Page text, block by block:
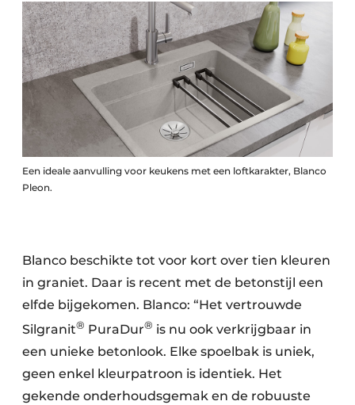
Een ideale aanvulling voor keukens met een loftkarakter, Blanco
Pleon.
Blanco beschikte tot voor kort over tien kleuren
in graniet. Daar is recent met de betonstijl een
elfde bijgekomen. Blanco: “Het vertrouwde
Silgranit® PuraDur® is nu ook verkrijgbaar in
een unieke betonlook. Elke spoelbak is uniek,
geen enkel kleurpatroon is identiek. Het
gekende onderhoudsgemak en de robuuste